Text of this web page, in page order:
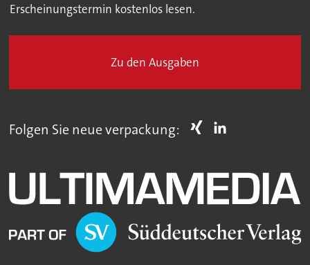
Erscheinungstermin kostenlos lesen.
Zu den Ausgaben
Folgen Sie neue verpackung: